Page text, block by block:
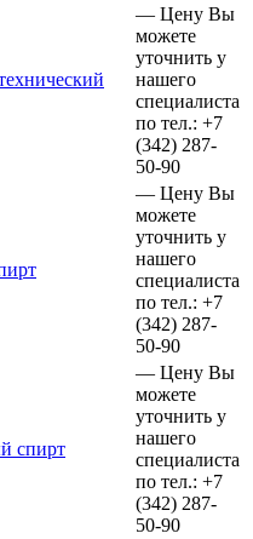
— Цену Вы
можете
уточнить у
нашего
специалиста
по тел.: +7
(342) 287-
50-90
— Цену Вы
можете
уточнить у
нашего
специалиста
по тел.: +7
(342) 287-
50-90
спирт
— Цену Вы
можете
уточнить у
нашего
специалиста
по тел.: +7
(342) 287-
50-90